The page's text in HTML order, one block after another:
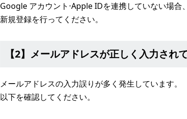
Google アカウント⋅Apple IDを連携していない場合
新規登録を行ってください。
【2】メールアドレスが正しく入力され
メールアドレスの入力誤りが多く発生しています。
以下を確認してください。